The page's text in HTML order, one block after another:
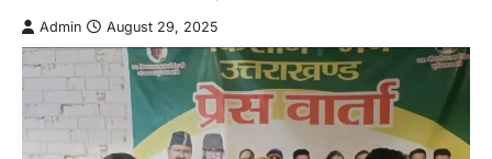
Admin August 29, 2025